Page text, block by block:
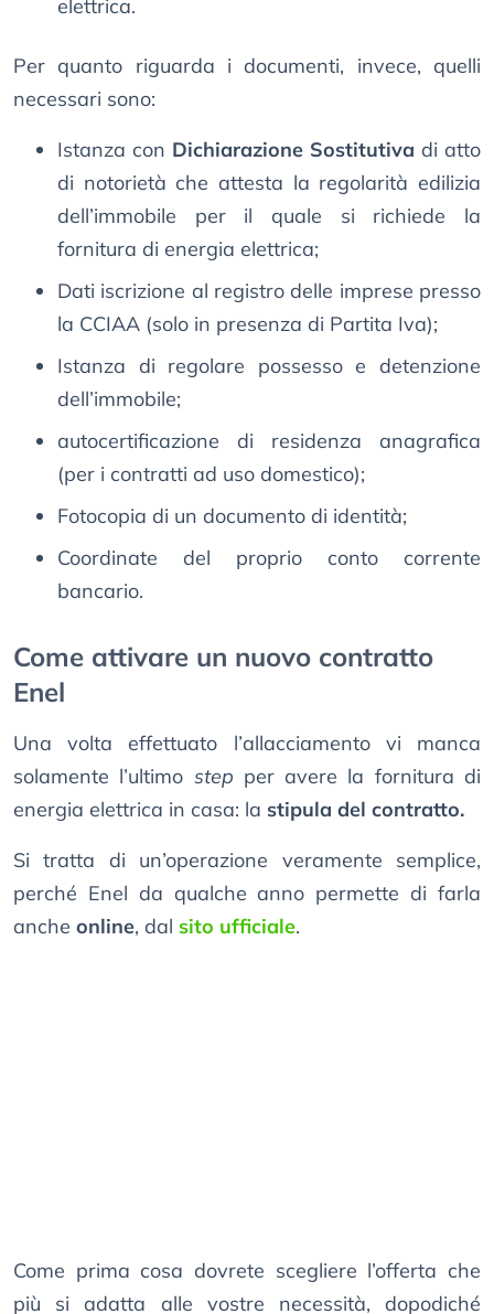
elettrica.
Per quanto riguarda i documenti, invece, quelli
necessari sono:
Istanza con Dichiarazione Sostitutiva di atto
di notorietà che attesta la regolarità edilizia
dell’immobile per il quale si richiede la
fornitura di energia elettrica;
Dati iscrizione al registro delle imprese presso
la CCIAA (solo in presenza di Partita Iva);
Istanza di regolare possesso e detenzione
dell’immobile;
autocertificazione di residenza anagrafica
(per i contratti ad uso domestico);
Fotocopia di un documento di identità;
Coordinate del proprio conto corrente
bancario.
Come attivare un nuovo contratto
Enel
Una volta effettuato l’allacciamento vi manca
solamente l’ultimo step per avere la fornitura di
energia elettrica in casa: la stipula del contratto.
Si tratta di un’operazione veramente semplice,
perché Enel da qualche anno permette di farla
anche online, dal sito ufficiale.
Come prima cosa dovrete scegliere l’offerta che
più si adatta alle vostre necessità, dopodiché